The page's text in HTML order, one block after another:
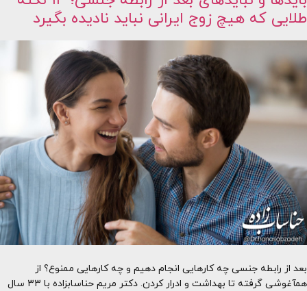
طلایی که هیچ زوج ایرانی نباید نادیده بگیرد
بعد از رابطه جنسی چه کارهایی انجام دهیم و چه کارهایی ممنوع؟ از
همآغوشی گرفته تا بهداشت و ادرار کردن. دکتر مریم حناسابزاده با ۳۳ سال